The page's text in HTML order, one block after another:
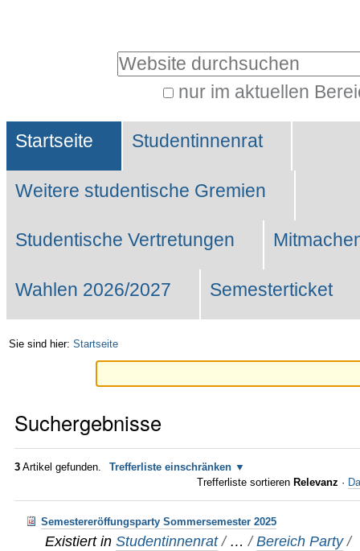
Website durchsuchen
nur im aktuellen
Suche…
Sektionen
Startseite Studentinnenrat
Weitere studentische Gremien
Studentische Vertretungen
Wahlen 2026/2027 Semesterticket
Sie sind hier: Startseite
Suchergebnisse
3 Artikel gefunden.
Trefferliste einschränken
Trefferliste sortieren Relevanz ·
Semestereröffungsparty Sommersemester 2025
Existiert in Studentinnenrat / …/Bereich Party /